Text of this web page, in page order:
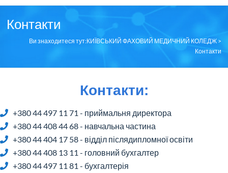
Контакти
Ви знаходитеся тут:КИЇВСЬКИЙ ФАХОВИЙ МЕДИЧНИЙ КОЛЕДЖ>
Контакти
Контакти:
+380 44 497 11 71 - приймальня директора
+380 44 408 44 68 - навчальна частина
+380 44 404 17 58 - відділ післядипломної освіти
+380 44 408 13 11 - головний бухгалтер
+380 44 497 11 81 - бухгалтерія